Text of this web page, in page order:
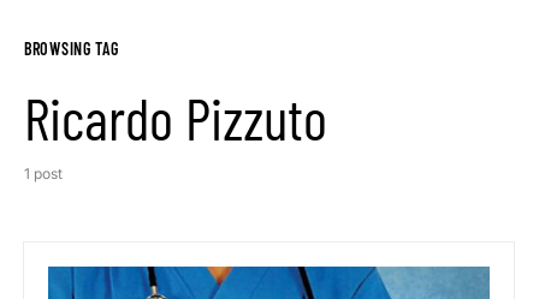
BROWSING TAG
Ricardo Pizzuto
1 post